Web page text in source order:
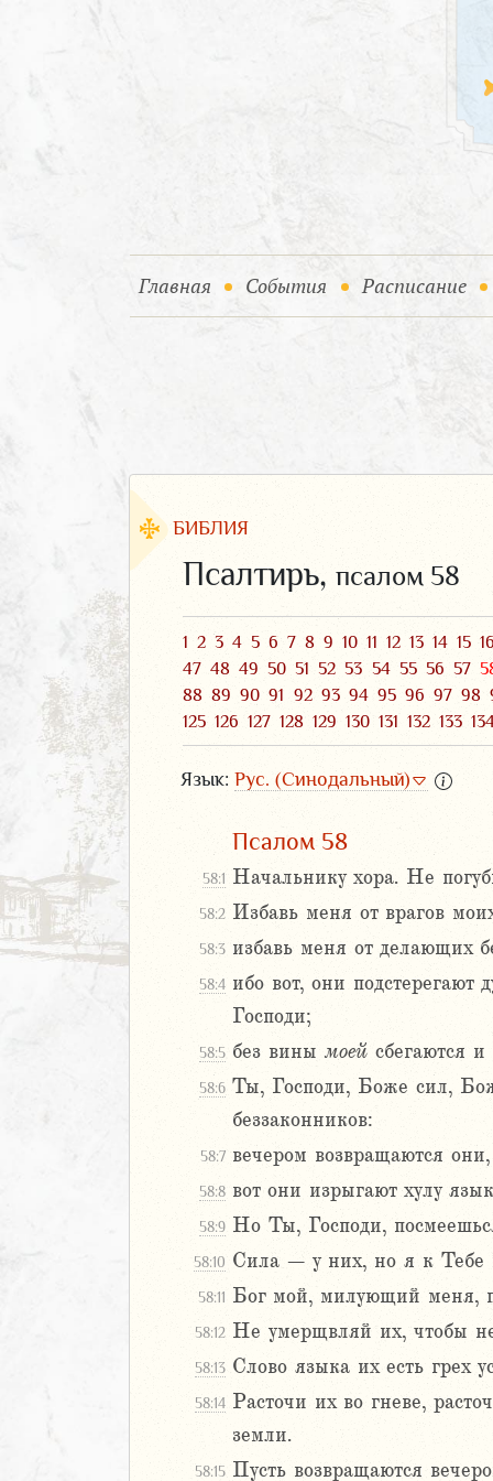
Главная (current)
События (current)
Расписание
БИБЛИЯ
Псалтирь, псалом 58
1 2 3 4 5 6 7 8 9 10 11 12 13 14 15 16
47 48 49 50 51 52 53 54 55 56 57
88 89 90 91 92 93 94 95 96 97 98
125 126 127 128 129 130 131 132 133
Язык: Рус. (Синодальный)
Псалом 58
58:1 Начальнику хора. Не
58:2 Избавь меня от врагов
58:3 избавь меня от делающих
58:4 ибо вот, они
Господи;
58:5 без вины моей сбегаются
58:6 Ты, Господи, Боже сил,
беззаконников:
58:7 вечером возвращаются
58:8 вот они изрыгают хулу
58:9 Но Ты, Господи,
58:10 Сила – у них, но я к Тебе
58:11 Бог мой, милующий меня,
58:12 Не умерщвляй их, чтобы
58:13 Слово языка их есть грех
58:14 Расточи их во гневе,
земли.
58:15 Пусть возвращаются